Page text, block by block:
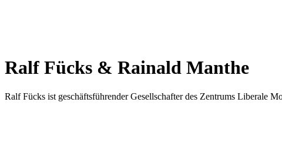
Ralf Fücks & Rainald Manthe
Ralf Fücks ist geschäfts­füh­ren­der Gesell­schaf­ter des Zen­trums Liberale